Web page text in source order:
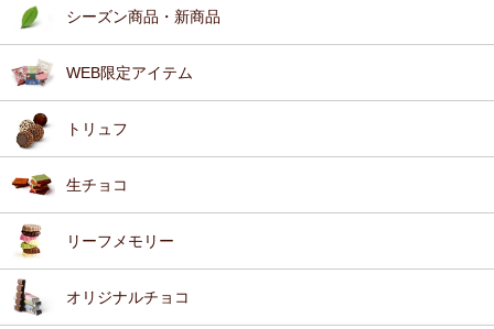
シーズン商品・新商品
WEB限定アイテム
トリュフ
生チョコ
リーフメモリー
オリジナルチョコ